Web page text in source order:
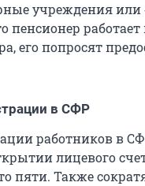
учреждения или
пенсионер
его попросят
в СФР
работников в
лицевого
пяти. Также